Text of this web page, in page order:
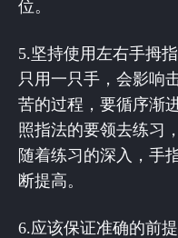
位。
5.坚持使用左右手拇
只用一只手，会影响
苦的过程，要循序渐
照指法的要领去练习
随着练习的深入，手
断提高。
6.应该保证准确的前